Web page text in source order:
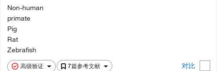
高级验证 7篇参考文献 对比
Non-human
primate
Pig
Rat
Zebrafish